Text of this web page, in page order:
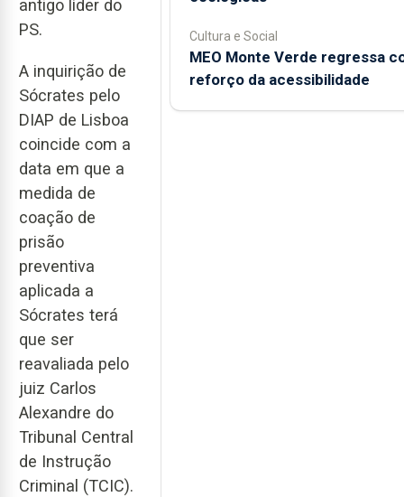
antigo líder do
PS.
A inquirição de
Sócrates pelo
DIAP de Lisboa
coincide com a
data em que a
medida de
coação de
prisão
preventiva
aplicada a
Sócrates terá
que ser
reavaliada pelo
juiz Carlos
Alexandre do
Tribunal Central
de Instrução
Criminal (TCIC).
Cultura e Social
MEO Monte Verde regressa
reforço da acessibilidade